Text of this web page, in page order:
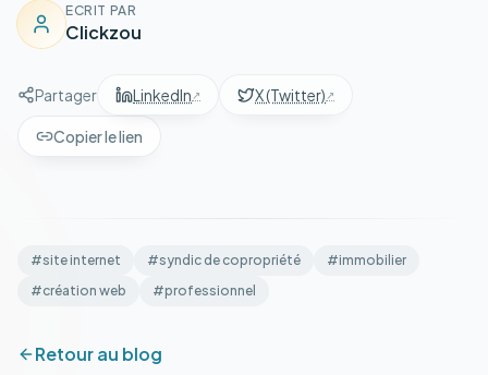
ECRIT PAR
Clickzou
Partager LinkedIn X (Twitter)
Copier le lien
#site internet #syndic de copropriété #immobilier
#création web #professionnel
Retour au blog